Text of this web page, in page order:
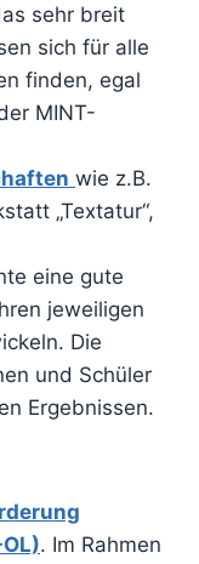
sehr breit
sich für alle
finden, egal
MINT-
wie z.B.
„Textatur“,
eine gute
jeweiligen
Die
und Schüler
Ergebnissen.
. Im Rahmen